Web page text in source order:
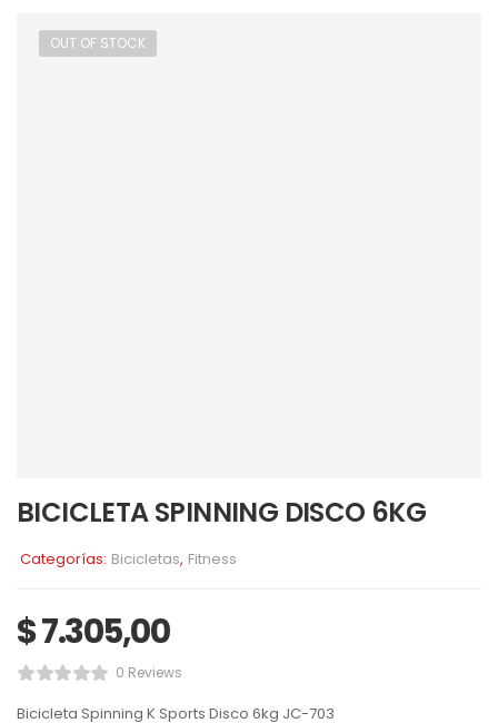
OUT OF STOCK
BICICLETA SPINNING DISCO 6KG
Categorías: Bicicletas, Fitness
$7.305,00
0 Reviews
Bicicleta Spinning K Sports Disco 6kg JC-703